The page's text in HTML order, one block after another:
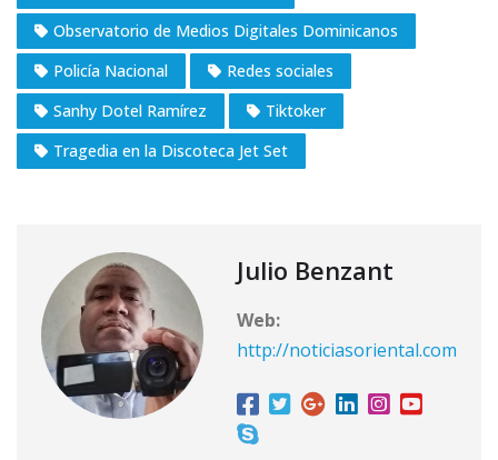
Observatorio de Medios Digitales Dominicanos
Policía Nacional
Redes sociales
Sanhy Dotel Ramírez
Tiktoker
Tragedia en la Discoteca Jet Set
Julio Benzant
Web:
http://noticiasoriental.com